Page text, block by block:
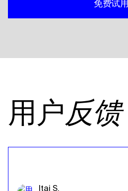
免费试用
用户反馈
Itai S.